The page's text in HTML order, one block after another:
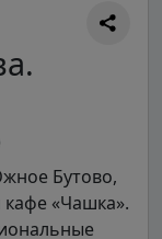
Бутово,
«Чашка».